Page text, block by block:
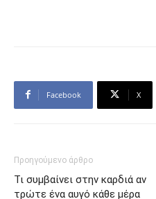
Facebook X
Προηγούμενο άρθρο
Τι συμβαίνει στην καρδιά αν
τρώτε ένα αυγό κάθε μέρα